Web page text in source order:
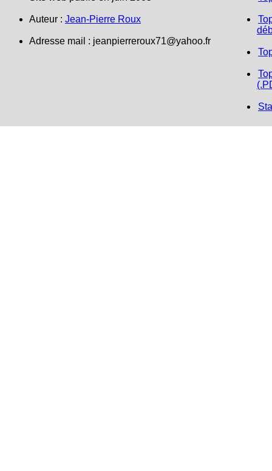
Auteur : Jean-Pierre Roux
Adresse mail : jeanpierreroux71@yahoo.fr